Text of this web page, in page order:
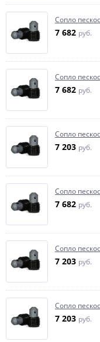
Сопло
7 682 руб.
Сопло
7 682 руб.
Сопло
7 203 руб.
Сопло
7 682 руб.
Сопло
7 203 руб.
Сопло
7 203 руб.